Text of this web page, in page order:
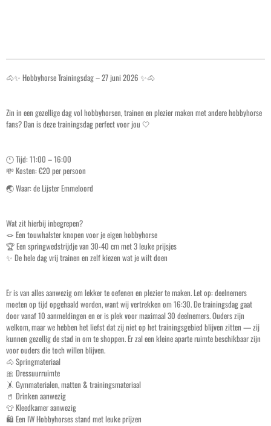
🐴✨ Hobbyhorse Trainingsdag – 27 juni 2026 ✨🐴
Zin in een gezellige dag vol hobbyhorsen, trainen en plezier maken met andere hobbyhorse
fans? Dan is deze trainingsdag perfect voor jou 🤍
🕚 Tijd: 11:00 – 16:00
💸 Kosten: €20 per persoon
🌏 Waar: de Lijster Emmeloord
Wat zit hierbij inbegrepen?
🪢 Een touwhalster knopen voor je eigen hobbyhorse
🏆 Een springwedstrijdje van 30-40 cm met 3 leuke prijsjes
✨ De hele dag vrij trainen en zelf kiezen wat je wilt doen
Er is van alles aanwezig om lekker te oefenen en plezier te maken. Let op: deelnemers
moeten op tijd opgehaald worden, want wij vertrekken om 16:30. De trainingsdag gaat
door vanaf 10 aanmeldingen en er is plek voor maximaal 30 deelnemers. Ouders zijn
welkom, maar we hebben het liefst dat zij niet op het trainingsgebied blijven zitten — zij
kunnen gezellig de stad in om te shoppen. Er zal een kleine aparte ruimte beschikbaar zijn
voor ouders die toch willen blijven.
🐴 Springmateriaal
🎀 Dressuurruimte
🤸 Gymmaterialen, matten & trainingsmateriaal
🥤 Drinken aanwezig
👕 Kleedkamer aanwezig
🛍️ Een IW Hobbyhorses stand met leuke prijzen